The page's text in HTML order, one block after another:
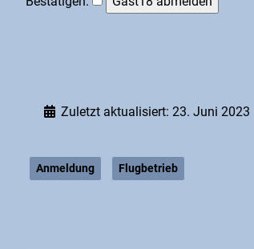
Zuletzt aktualisiert: 23. Juni 2023
Anmeldung Flugbetrieb